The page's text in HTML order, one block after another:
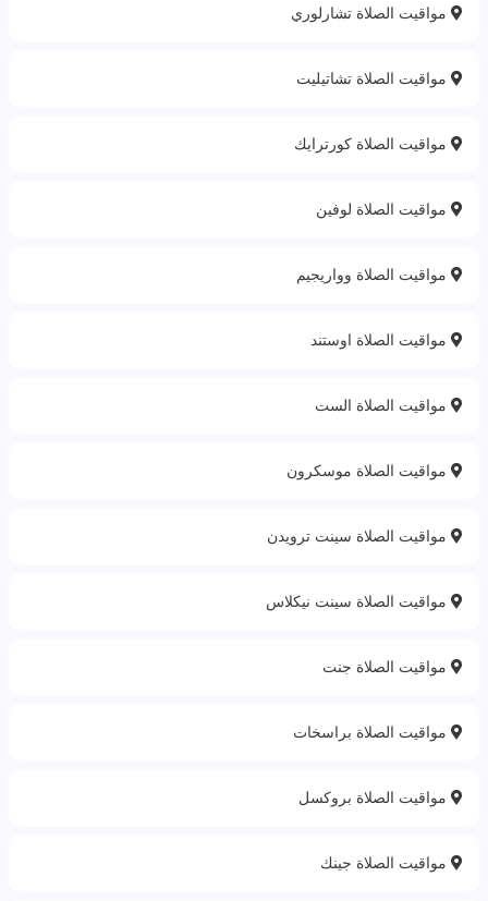
مواقيت الصلاة تشارلوري
مواقيت الصلاة تشاتيليت
مواقيت الصلاة كورترايك
مواقيت الصلاة لوفين
مواقيت الصلاة وواريجيم
مواقيت الصلاة اوستند
مواقيت الصلاة الست
مواقيت الصلاة موسكرون
مواقيت الصلاة سينت ترويدن
مواقيت الصلاة سينت نيكلاس
مواقيت الصلاة جنت
مواقيت الصلاة براسخات
مواقيت الصلاة بروكسل
مواقيت الصلاة جينك